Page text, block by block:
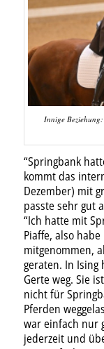
Innige
“Springbank
kommt das
Dezember) mit
passte sehr gut
“Ich hatte mit
Piaffe, also
mitgenommen,
geraten. In Ising
Gerte weg. Sie
nicht für
Pferden
war einfach nur
jederzeit und